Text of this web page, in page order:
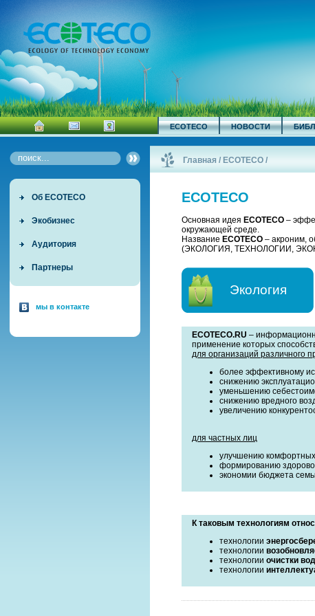
ECOTECO НОВОСТИ
Об ECOTECO
Экобизнес
Аудитория
Партнеры
мы в контакте
Главная / ECOTECO /
ECOTECO
Основная идея ECOTECO –
окружающей среде.
Название ECOTECO – акроним,
(ЭКОЛОГИЯ, ТЕХНОЛОГИИ,
Экология
ECOTECO.RU –
применение которых
для организаций различного
более эффективному
снижению
уменьшению
снижению вредного
увеличению
для частных лиц
улучшению
формированию
экономии бюджета
К таковым технологиям
технологии
технологии
технологии очистки
технологии